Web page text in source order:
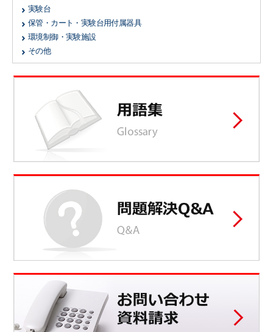
実験台
保管・カート・実験台用付属器具
環境制御・実験施設
その他